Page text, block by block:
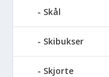
Skål
Skibukser
Skjorte